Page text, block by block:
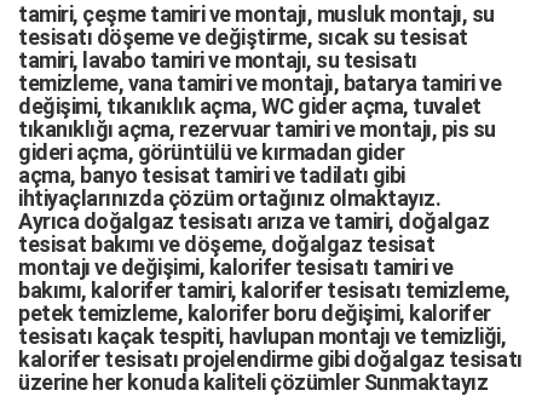
tamiri, çeşme tamirivemontajı, musluk montajı, su
tesisatı döşemeve değiştirme, sıcak su tesisat
tamiri, lavabo tamirivemontajı, su tesisatı
temizleme,vana tamirivemontajı, batarya tamirive
değişimi, tıkanıklık açma,WC gider açma, tuvalet
tıkanıklığı açma, rezervuar tamirive montajı, pis su
gideri açma, görüntülü ve kırmadan gider
açma, banyo tesisat tamirivetadilatı gibi
ihtiyaçlarınızda çözüm ortağınız olmaktayız.
Ayrıca doğalgaz tesisatı arızave tamiri, doğalgaz
tesisat bakımıve döşeme, doğalgaz tesisat
montajıve değişimi, kalorifer tesisatı tamiri ve
bakımı, kalorifer tamiri, kalorifer tesisatı temizleme,
petek temizleme, kalorifer boru değişimi, kalorifer
tesisatı kaçak tespiti, havlupan montajı ve temizliği,
kalorifer tesisatı projelendirme gibi d oğalgaz tesisatı
üzerine her konuda kaliteli çözümler Sunmaktayız